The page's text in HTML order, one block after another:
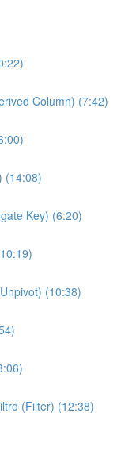
Column) (7:42)
(14:08)
Key) (6:20)
(10:38)
(Filter) (12:38)